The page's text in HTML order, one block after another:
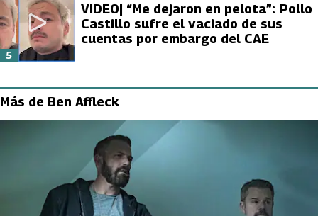
VIDEO| “Me dejaron en pelota”: Pollo
Castillo sufre el vaciado de sus
cuentas por embargo del CAE
5
Más de Ben Affleck